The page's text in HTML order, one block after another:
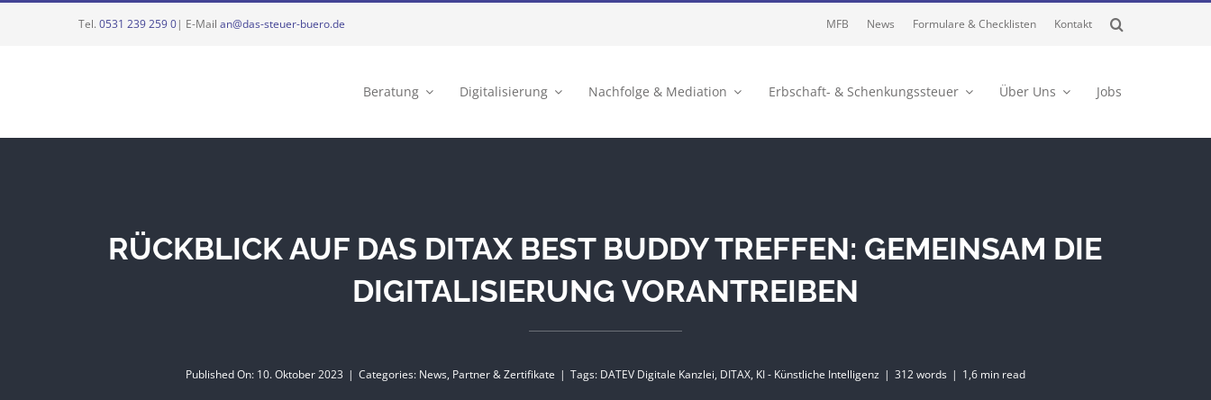
Tel. 0531 239 259 0| E-Mail an@das-steuer-buero.de MFB News Formulare & Checklisten Kontakt
Beratung Digitalisierung Nachfolge & Mediation Erbschaft- & Schenkungssteuer Über Uns Jobs
RÜCKBLICK AUF DAS DITAX BEST BUDDY TREFFEN: GEMEINSAM DIE
DIGITALISIERUNG VORANTREIBEN
Published On: 10. Oktober 2023 | Categories: News, Partner & Zertifikate | Tags: DATEV Digitale Kanzlei, DITAX, KI - Künstliche Intelligenz | 312 words | 1,6 min read